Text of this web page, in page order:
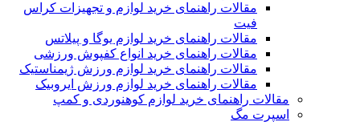
مقالات راهنمای خرید لوازم و تجهیزات کراس
فیت
مقالات راهنمای خرید لوازم یوگا و پیلاتس
مقالات راهنمای خرید انواع کفپوش ورزشی
مقالات راهنمای خرید لوازم ورزش ژیمناستیک
مقالات راهنمای خرید لوازم ورزش ایروبیک
مقالات راهنمای خرید لوازم کوهنوردی و کمپ
اسپرت مگ